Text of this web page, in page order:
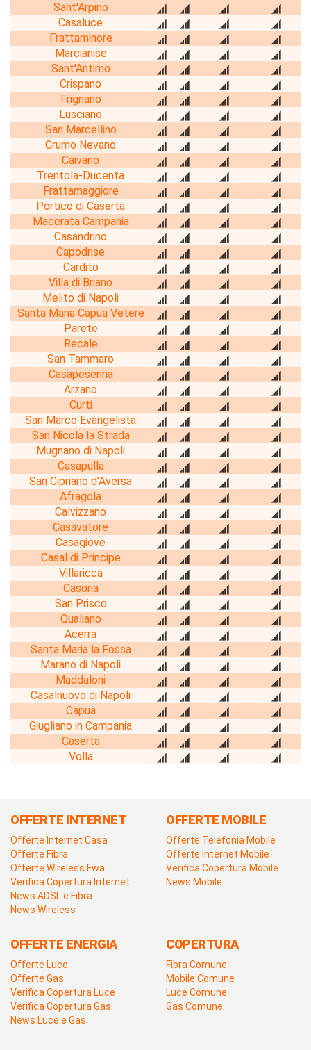
Sant'Arpino
Casaluce
Frattaminore
Marcianise
Sant'Antimo
Crispano
Frignano
Lusciano
San Marcellino
Grumo Nevano
Caivano
Trentola-Ducenta
Frattamaggiore
Portico di Caserta
Macerata Campania
Casandrino
Capodrise
Cardito
Villa di Briano
Melito di Napoli
Santa Maria Capua Vetere
Parete
Recale
San Tammaro
Casapesenna
Arzano
Curti
San Marco Evangelista
San Nicola la Strada
Mugnano di Napoli
Casapulla
San Cipriano d'Aversa
Afragola
Calvizzano
Casavatore
Casagiove
Casal di Principe
Villaricca
Casoria
San Prisco
Qualiano
Acerra
Santa Maria la Fossa
Marano di Napoli
Maddaloni
Casalnuovo di Napoli
Capua
Giugliano in Campania
Caserta
Volla
OFFERTE INTERNET
Offerte Internet Casa
Offerte Fibra
Offerte Wireless Fwa
Verifica Copertura Internet
News ADSL e Fibra
News Wireless
OFFERTE MOBILE
Offerte Telefonia Mobile
Offerte Internet Mobile
Verifica Copertura Mobile
News Mobile
OFFERTE ENERGIA
Offerte Luce
Offerte Gas
Verifica Copertura Luce
Verifica Copertura Gas
News Luce e Gas
COPERTURA
Fibra Comune
Mobile Comune
Luce Comune
Gas Comune